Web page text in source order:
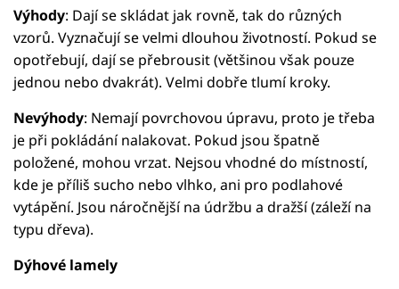
Výhody: Dají se skládat jak rovně, tak do různých
vzorů. Vyznačují se velmi dlouhou životností. Pokud se
opotřebují, dají se přebrousit (většinou však pouze
jednou nebo dvakrát). Velmi dobře tlumí kroky.
Nevýhody: Nemají povrchovou úpravu, proto je třeba
je při pokládání nalakovat. Pokud jsou špatně
položené, mohou vrzat. Nejsou vhodné do místností,
kde je příliš sucho nebo vlhko, ani pro podlahové
vytápění. Jsou náročnější na údržbu a dražší (záleží na
typu dřeva).
Dýhové lamely